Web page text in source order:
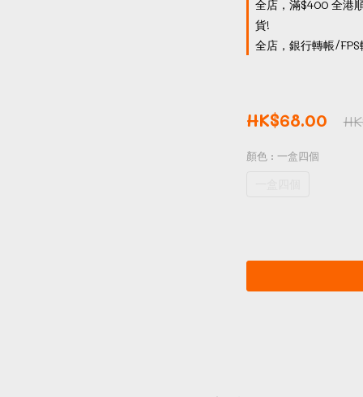
全店，滿$400 全港
貨!
全店，銀行轉帳/
HK$68.00
顏色 : 一盒四個